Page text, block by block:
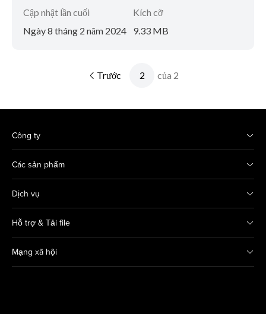
Cập nhật lần cuối
Ngày 8 tháng 2 năm 2024
Kích cỡ
9.33 MB
Trước của 2
Công ty
Các sản phẩm
Dịch vụ
Hỗ trợ & Tải file
Mạng xã hội